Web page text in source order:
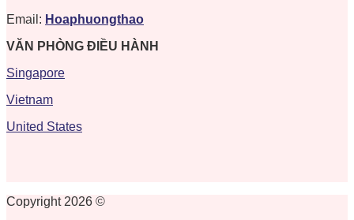
Email: Hoaphuongthao
VĂN PHÒNG ĐIỀU HÀNH
Singapore
Vietnam
United States
Copyright 2026 ©